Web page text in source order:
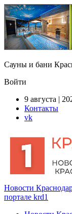
Сауны и бани
Войти
9 августа |
Контакты
vk
Новости
портале krd1